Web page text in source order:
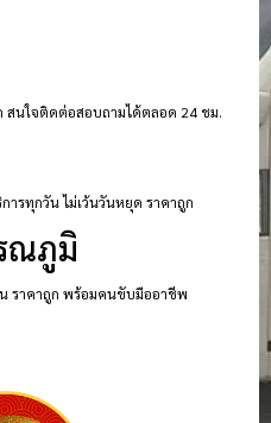
สนใจติดต่อสอบถามได้ตลอด 24 ชม.
รทุกวัน ไม่เว้นวันหยุด ราคาถูก
ณภูมิ
ราคาถูก พร้อมคนขับมืออาชีพ